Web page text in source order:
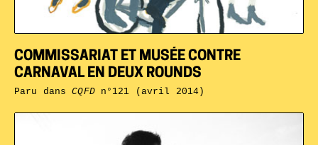
COMMISSARIAT ET MUSÉE CONTRE
CARNAVAL EN DEUX ROUNDS
Paru dansCQFDn°121 (avril 2014)